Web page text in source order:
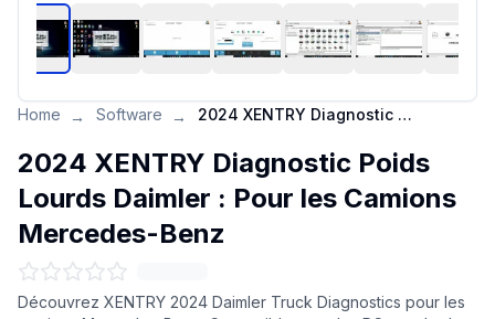
Home → Software → 2024 XENTRY Diagnostic Poids Lourds Daimler : Pour les Camions Mercedes-Benz
2024 XENTRY Diagnostic Poids
Lourds Daimler : Pour les Camions
Mercedes-Benz
Découvrez XENTRY 2024 Daimler Truck Diagnostics pour les